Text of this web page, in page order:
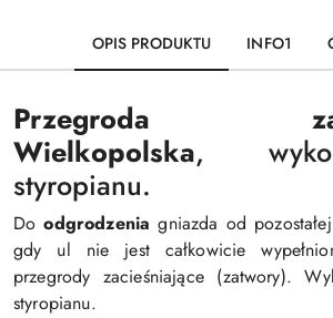
OPIS PRODUKTU INFO1
Przegroda
Wielkopolska,
styropianu.
Doodgrodzenia gniazda od
gdy ul nie jest całkowicie
przegrody zacieśniające (zatwory).
styropianu.